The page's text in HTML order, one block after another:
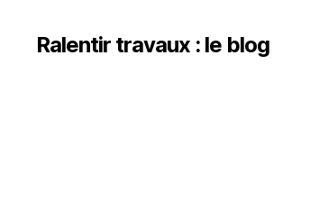
Ralentir travaux : le blog